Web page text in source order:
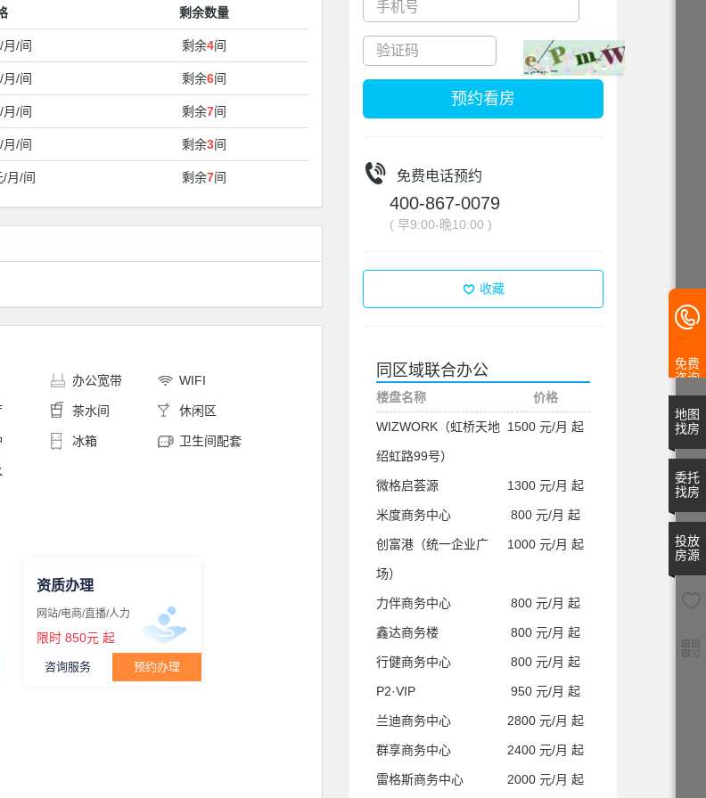
剩余数量
/间 剩余4间
/间 剩余6间
/间 剩余7间
/间 剩余3间
月/间 剩余7间
办公宽带 WIFI
茶水间 休闲区
冰箱 卫生间配套
资质办理
网站/电商/直播/人力
限时 850元 起
咨询服务 预约办理
预约看房
免费电话预约
400-867-0079
( 早9:00-晚10:00 )
收藏
同区域联合办公
楼盘名称 价格
WIZWORK（虹桥天地
绍虹路99号）
1500 元/月 起
微格启荟源 1300 元/月 起
米度商务中心 800 元/月 起
创富港（统一企业广
场）
1000 元/月 起
力伴商务中心 800 元/月 起
鑫达商务楼 800 元/月 起
行健商务中心 800 元/月 起
P2·VIP 950 元/月 起
兰迪商务中心 2800 元/月 起
群享商务中心 2400 元/月 起
雷格斯商务中心 2000 元/月 起
免费
咨询
地图
找房
委托
找房
投放
房源